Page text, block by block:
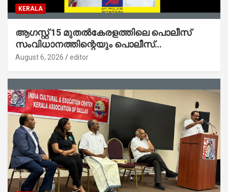
KERALA
ആഗസ്റ്റ് 15 മുതല്‍കേരളത്തിലെ പൊലീസ്
സംവിധാനത്തിന്റെയും പൊലീസ്
സ്റ്റേഷനുകളുടെയും മുഖഛായ മാറുകയാണ് :
August 6, 2026 editor